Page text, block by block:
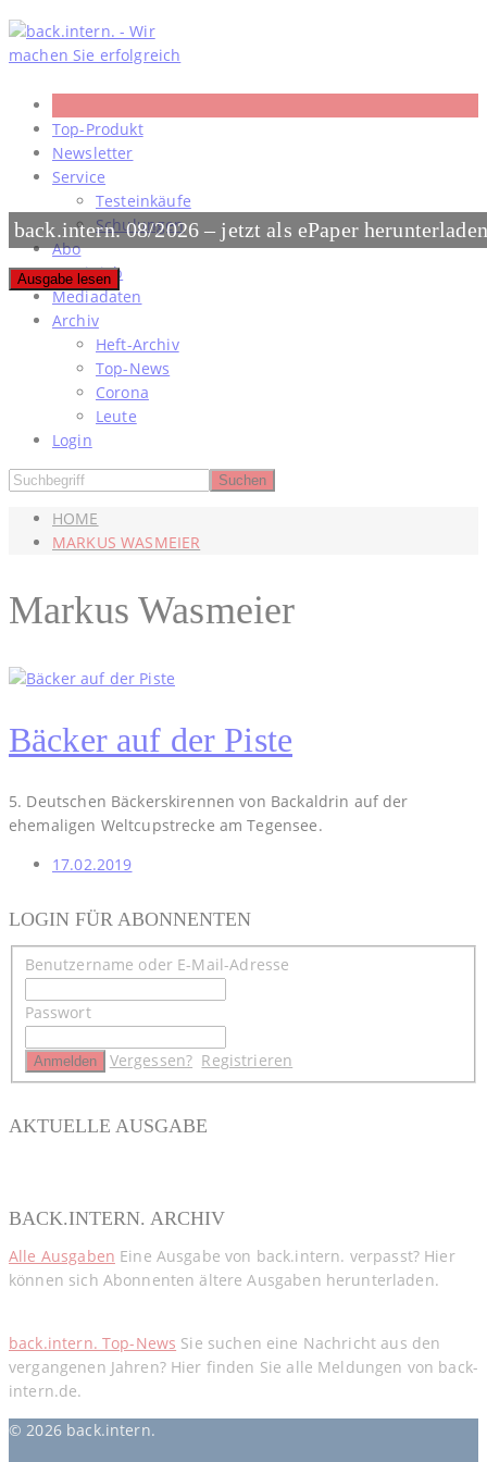
Skip
to
content
Top-Produkt
Newsletter
Service
Testeinkäufe
Schulungen
Abo
#meinjob
Mediadaten
Archiv
Heft-Archiv
Top-News
Corona
Leute
Login
HOME
MARKUS WASMEIER
Markus Wasmeier
Bäcker auf der Piste
5. Deutschen Bäckerskirennen von Backaldrin auf der
ehemaligen Weltcupstrecke am Tegensee.
17.02.2019
LOGIN FÜR ABONNENTEN
Benutzername oder E-Mail-Adresse
Passwort
Vergessen? Registrieren
AKTUELLE AUSGABE
back.intern. 08/2026 – jetzt als ePaper herunterladen
Ausgabe lesen
BACK.INTERN. ARCHIV
Alle Ausgaben Eine Ausgabe von back.intern. verpasst? Hier
können sich Abonnenten ältere Ausgaben herunterladen.
back.intern. Top-News Sie suchen eine Nachricht aus den
vergangenen Jahren? Hier finden Sie alle Meldungen von back-
intern.de.
© 2026 back.intern.